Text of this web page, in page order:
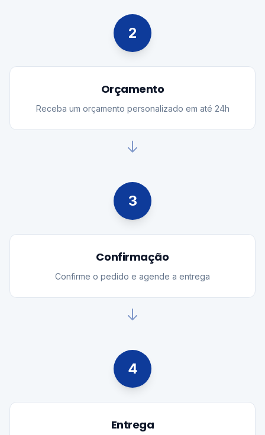
2
Orçamento
Receba um orçamento personalizado em até 24h
3
Confirmação
Confirme o pedido e agende a entrega
4
Entrega